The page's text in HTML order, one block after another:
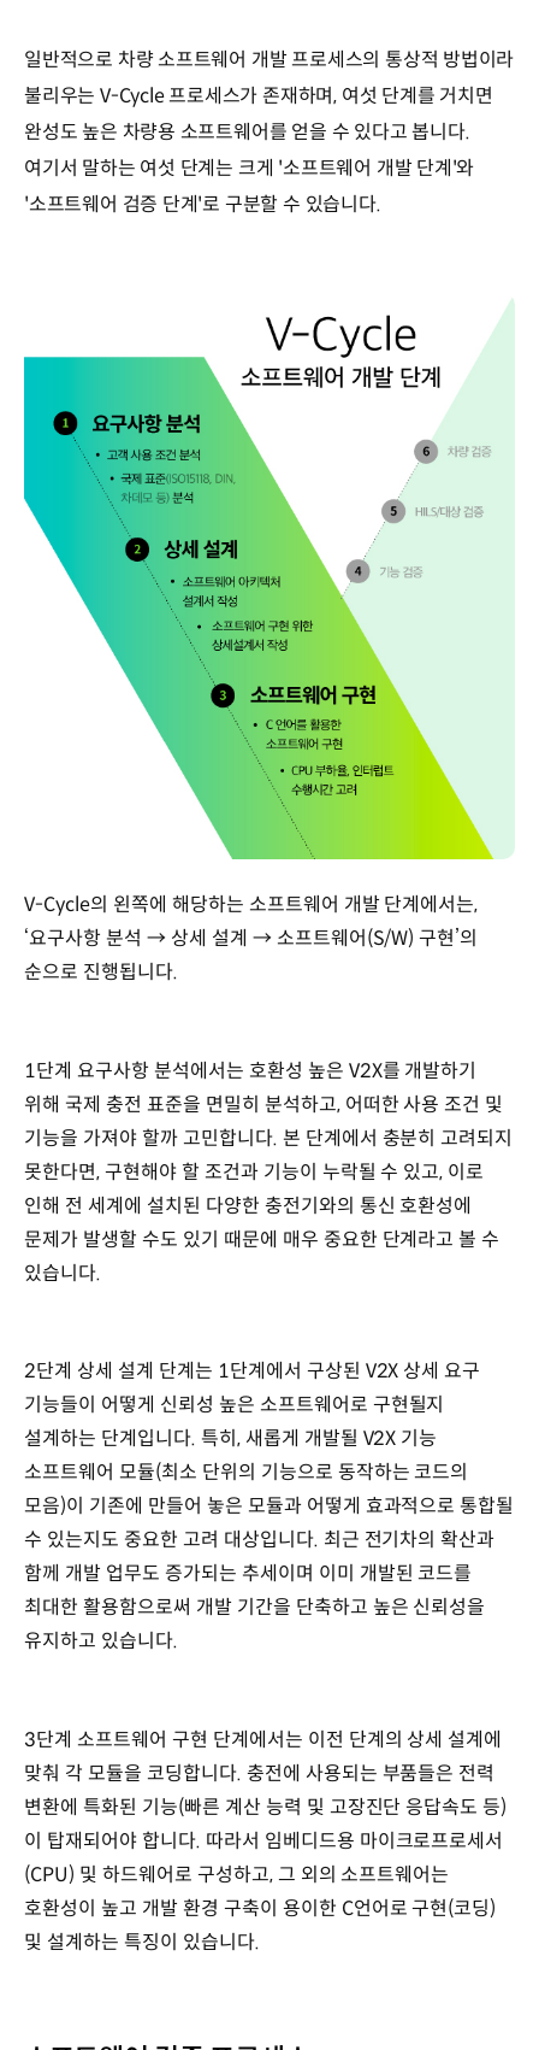
일반적으로 차량 소프트웨어 개발 프로세스의 통상적 방법이라
불리우는 V-Cycle 프로세스가 존재하며, 여섯 단계를 거치면
완성도 높은 차량용 소프트웨어를 얻을 수 있다고 봅니다.
여기서 말하는 여섯 단계는 크게 '소프트웨어 개발 단계'와
'소프트웨어 검증 단계'로 구분할 수 있습니다.
V-Cycle의 왼쪽에 해당하는 소프트웨어 개발 단계에서는,
‘요구사항 분석 → 상세 설계 → 소프트웨어(S/W) 구현’의
순으로 진행됩니다.
1단계 요구사항 분석에서는 호환성 높은 V2X를 개발하기
위해 국제 충전 표준을 면밀히 분석하고, 어떠한 사용 조건 및
기능을 가져야 할까 고민합니다. 본 단계에서 충분히 고려되지
못한다면, 구현해야 할 조건과 기능이 누락될 수 있고, 이로
인해 전 세계에 설치된 다양한 충전기와의 통신 호환성에
문제가 발생할 수도 있기 때문에 매우 중요한 단계라고 볼 수
있습니다.
2단계 상세 설계 단계는 1단계에서 구상된 V2X 상세 요구
기능들이 어떻게 신뢰성 높은 소프트웨어로 구현될지
설계하는 단계입니다. 특히, 새롭게 개발될 V2X 기능
소프트웨어 모듈(최소 단위의 기능으로 동작하는 코드의
모음)이 기존에 만들어 놓은 모듈과 어떻게 효과적으로 통합될
수 있는지도 중요한 고려 대상입니다. 최근 전기차의 확산과
함께 개발 업무도 증가되는 추세이며 이미 개발된 코드를
최대한 활용함으로써 개발 기간을 단축하고 높은 신뢰성을
유지하고 있습니다.
3단계 소프트웨어 구현 단계에서는 이전 단계의 상세 설계에
맞춰 각 모듈을 코딩합니다. 충전에 사용되는 부품들은 전력
변환에 특화된 기능(빠른 계산 능력 및 고장진단 응답속도 등)
이 탑재되어야 합니다. 따라서 임베디드용 마이크로프로세서
(CPU) 및 하드웨어로 구성하고, 그 외의 소프트웨어는
호환성이 높고 개발 환경 구축이 용이한 C언어로 구현(코딩)
및 설계하는 특징이 있습니다.